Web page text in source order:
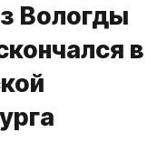
Вологды
в